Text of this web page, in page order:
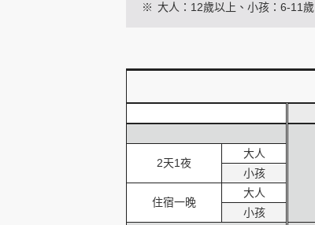
※ 大人：12歲以上、小孩：6-11歲
2天1夜
大人
小孩
住宿一晚
大人
小孩